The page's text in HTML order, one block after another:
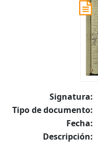
Signatura:
Tipo de documento:
Fecha:
Descripción: